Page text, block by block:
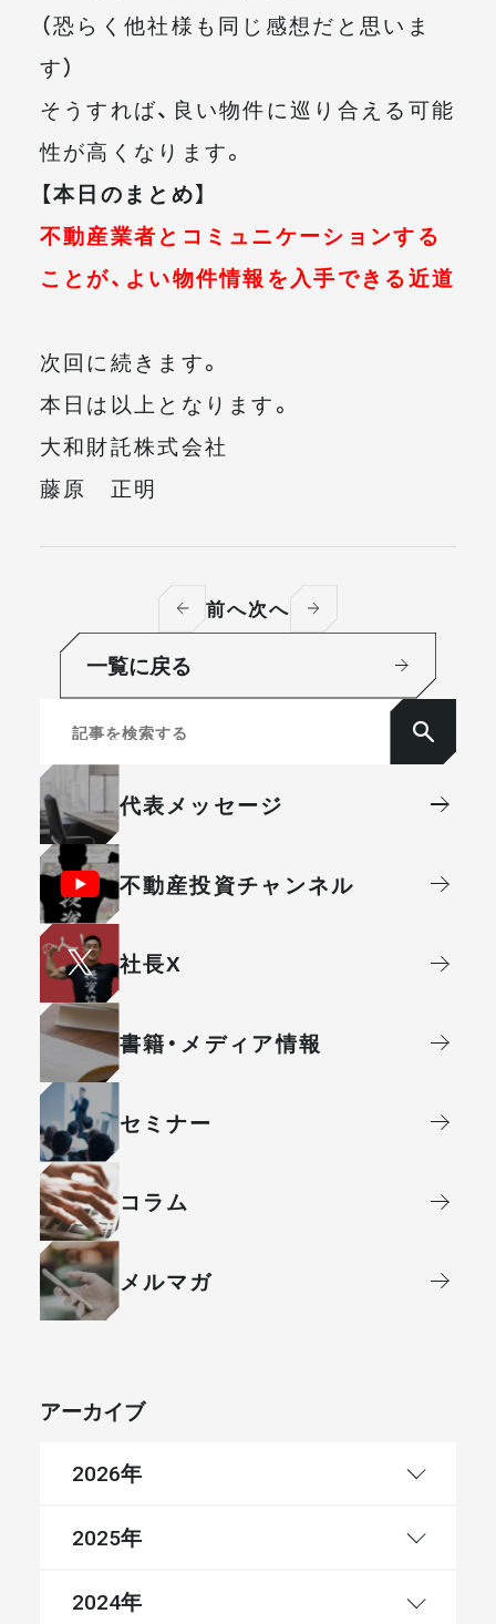
（恐らく他社様も同じ感想だと思いま
す）
そうすれば、良い物件に巡り合える可能
性が高くなります。
【本日のまとめ】
不動産業者とコミュニケーションする
ことが、よい物件情報を入手できる近道
次回に続きます。
本日は以上となります。
大和財託株式会社
藤原 正明
前へ次へ
一覧に戻る
代表メッセージ
不動産投資チャンネル
社⻑X
書籍・メディア情報
セミナー
コラム
メルマガ
アーカイブ
2026年
2025年
2024年